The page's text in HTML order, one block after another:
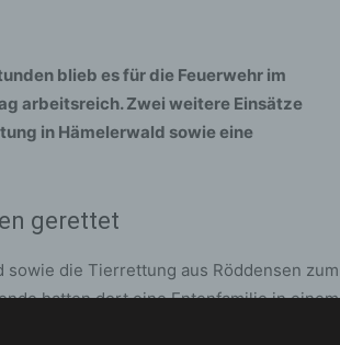
blieb es für die Feuerwehr im
arbeitsreich. Zwei weitere Einsätze
in Hämelerwald sowie eine
gerettet
die Tierrettung aus Röddensen zum
hatten dort eine Entenfamilie in einem
akute Gefahr: Das Becken bot keinen